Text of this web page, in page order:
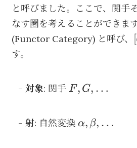
と呼びました。ここで、関手
なす圏を考えることができま
(Functor Category) と呼び、
[
す。
対象: 関手 F, G,
F, G, …
射: 自然変換 \alpha,
α, β, …